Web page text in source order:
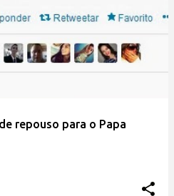
repouso para o Papa